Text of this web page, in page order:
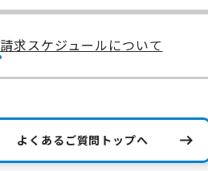
請求スケジュールについて
よくあるご質問トップへ